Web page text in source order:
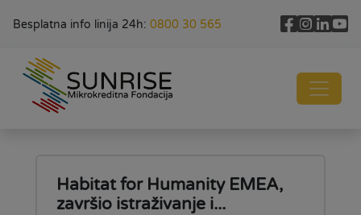
Besplatna info linija 24h: 0800 30 565
Habitat for Humanity EMEA,
završio istraživanje i...